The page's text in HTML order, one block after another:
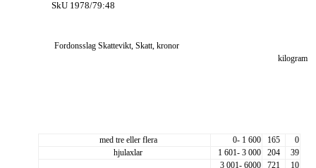
SkU 1978/79:48
Fordonsslag Skattevikt, Skatt, kronor
kilogram
med tre eller flera 0- 1 600 165
0
hjulaxlar
1 601- 3 000 204
39
3 001- 6000
721 10